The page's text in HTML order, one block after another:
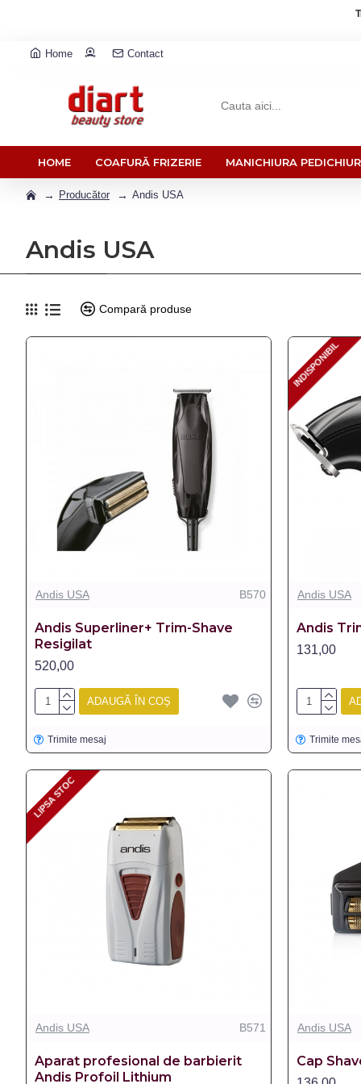
Home Contact
HOME COAFURĂ FRIZERIE MANICHIURA
Producător Andis USA
Andis USA
Compară produse
Andis USA B570
Andis Superliner+ Trim-Shave
Resigilat
520,00
ADAUGĂ ÎN COȘ
Trimite mesaj
INDISPONIBIL
INDISPONIBIL
Andis USA
Andis
131,00
Trimite
LIPSA STOC
LIPSA STOC
Andis USA B571
Aparat profesional de barbierit
Andis Profoil Lithium
Andis USA
Cap